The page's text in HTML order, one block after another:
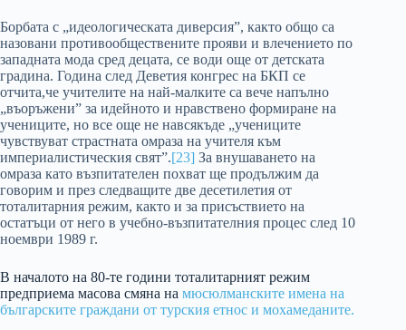
Борбата с „идеологическата диверсия”, както общо са
назовани противообществените прояви и влечението по
западната мода сред децата, се води още от детската
градина. Година след Деветия конгрес на БКП се
отчита,че учителите на най-малките са вече напълно
„въоръжени” за идейното и нравствено формиране на
учениците, но все още не навсякъде „учениците
чувствуват страстната омраза на учителя към
империалистическия свят”.[23] За внушаването на
омраза като възпитателен похват ще продължим да
говорим и през следващите две десетилетия от
тоталитарния режим, както и за присъствието на
остатъци от него в учебно-възпитателния процес след 10
ноември 1989 г.
В началото на 80-те години тоталитарният режим
предприема масова смяна на мюсюлманските имена на
българските граждани от турския етнос и мохамеданите.